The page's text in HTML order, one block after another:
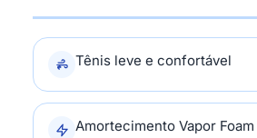
Tênis leve e confortável
Amortecimento Vapor Foam